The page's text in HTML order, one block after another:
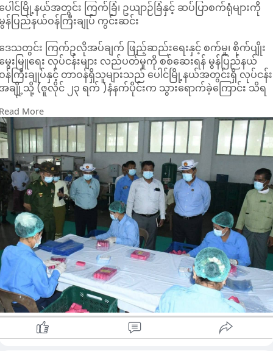
ောင်းဈေး - ၅၀၇၀ ကျပ်
ယ်ဈေး - ၄၉၄၀ ကျပ်
ောင်းဈေး - ၁၃၂.၄၅ ကျပ်
ယ်ဈေး - ၁၂၉.၀၃ ကျပ်
မလေးရှားရင်းဂစ်
ောင်းဈေး - ၁၀၈၉ ကျပ်
တရုတ်ယွမ်
ောင်းဈေး - ၆၅၈ ကျပ်
ယ်ဈေး - ၆၄၁ ကျပ်
ဂျပန်ယန်း
ောင်းဈေး - ၂၇.၂၂ ကျပ်
ယ်ဈေး - ၂၆.၅၂ ကျပ်
အိန္ဒိယရူပီး
ောင်းဈေး - ၄၆.၁၇ ကျပ်
ယ်ဈေး - ၄၄.၉၈ ကျပ်
ကိုရီးယားဝမ်
ောင်းဈေး - ၃ .၀၂ ကျပ်
ယ်ဈေး - ၂.၉၅ ကျပ်
စတာလင်ပေါင်
ောင်းဈေး - ၅၉၄၀ ကျပ်
ယ်ဈေး - ၅၇၈၅ ကျပ်
ဩစတြေးလျဒေါ်လာ
ောင်းဈေး - ၃၁၁၀ ကျပ်
ေါင်မြို့နယ်အတွင်း ကြက်ခြံ၊ ဥယျာဉ်ခြံနှင့် ဆပ်ပြာစက်ရုံများကို
န်ပြည်နယ်ဝန်ကြီးချုပ် ကွင်းဆင်း
ေသတွင်း ကြက်ဥလိုအပ်ချက် ဖြည့်ဆည်းရေးနှင့် စက်မှု၊ စိုက်ပျိုး
ေးမြူရေး လုပ်ငန်းများ လည်ပတ်မှုကို စစ်ဆေးရန် မွန်ပြည်နယ်
န်ကြီးချုပ်နှင့် တာဝန်ရှိသူများသည် ပေါင်မြို့နယ်အတွင်းရှိ လုပ်ငန်း
ချို့သို့ (ဇူလိုင် ၂၃ ရက် )နံနက်ပိုင်းက သွားရောက်ခဲ့ကြောင်း သိရ
ည်။
န်ကြီးချုပ်နှင့် အဖွဲ့သည် ပေါင်မြို့နယ်၊ ပန်းကုန်းကျေးရွာတွင်
ည်ဆောက်ရန် လျာထားသည့် အဆင့်မြှင့် အအေးခန်းစနစ်သုံး ဥ
ားကြက် မွေးမြူရေးခြံ (Evaporative Cooling Systems Layer
မြေနေရာသို့ သွားရောက်ကာ မြေပြင်အခြေအနေ၊ ရေနှင့်
ျှပ်စစ်မီး ရရှိနိုင်မှု၊ လမ်းပန်းဆက်သွယ်ရေး အခြေအနေများကို
ြည့်ရှုခဲ့သည်။
င်းစေ့စပ်ဆွေးနွေးမှုတွင် ဒေသတွင်း ကြက်ဥဈေးနှုန်း သက်သာစွာ
ြန့်ဖြူးနိုင်ရေး စနစ်တကျ အကောင်အထည်ဖော်ရန် မှာကြားခဲ့
ည်။
အပြင် ကျုံက ဥယျာဉ်ခြံသို့ သွားရောက်၍ ဒေသထွက် မင်းကွတ်၊
ြက်မောက်နှင့် ဒူးရင်း အပါအဝင် မျိုးကောင်းမျိုးသန့် ပျိုးပင်များ
တ်လုပ်နေမှု အခြေအနေများ၊ သုတေသနရလဒ်များကို တောင်သူ
ျားထံ အသိပညာပေးရေး လုပ်ငန်းစဉ်များကို စစ်ဆေးခဲ့ပြီး ခြံ
တွင်းရှိ နှစ် ၅၀ သက်တမ်းရှိ မင်းကွတ်ပင်ကြီးများနှင့် ပျိုးပင်
ရောင်းအဝယ်ဖြစ်ထွန်းမှုကို မေးမြန်းခဲ့သည်။
က်လက်၍ သဲဖြူကုန်းကျေးရွာရှိ ပဒုမ္မာ ဆပ်ပြာစက်ရုံ၏
တ်လုပ်မှု လိုင်းများနှင့် စက်ယန္တရားများ လည်ပတ်နေမှုကို
ည့်လည်ကြည့်ရှုကာ လုပ်ငန်းခွင် ဘေးအန္တရာယ် ကင်းရှင်းရေး၊
More